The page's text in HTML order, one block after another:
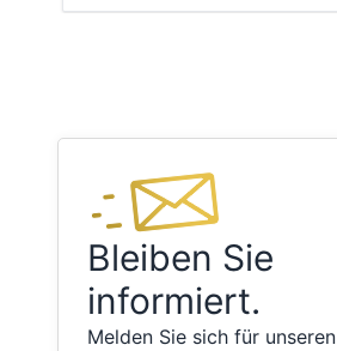
Bleiben Sie
informiert.
Melden Sie sich für unseren